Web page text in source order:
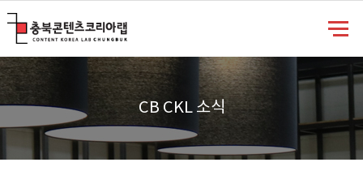
CB CKL 소식